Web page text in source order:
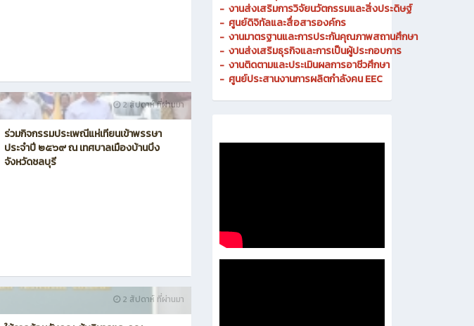
- งานพัฒนายุทธศาสตร์แผนงานและงบประมาณ
- งานส่งเสริมการวิจัยนวัตกรรมและสิ่งประดิษฐ์
- ศูนย์ดิจิทัลและสื่อสารองค์กร